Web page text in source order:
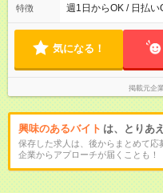
OK！ ★シフト自己申
特徴 週1日からOK / 日払
気になる！
掲載元企
興味のあるバイト は、とりあ
保存した求人は、後からまとめて応
企業からアプローチが届くことも！